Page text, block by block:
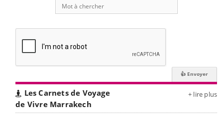
Les Carnets de Voyage
de Vivre Marrakech
+ lire plus